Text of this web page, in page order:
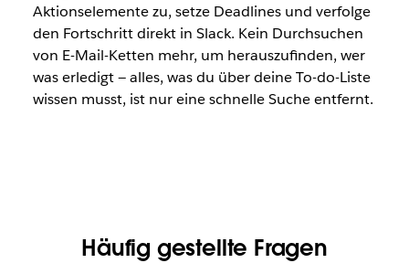
Aktionselemente zu, setze Deadlines und verfolge
den Fortschritt direkt in Slack. Kein Durchsuchen
von E-Mail-Ketten mehr, um herauszufinden, wer
was erledigt — alles, was du über deine To-do-Liste
wissen musst, ist nur eine schnelle Suche entfernt.
Häufig gestellte Fragen